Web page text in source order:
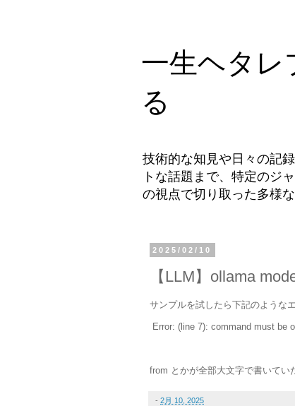
一生ヘタレ
る
技術的な知見や日々の記
トな話題まで、特定のジ
の視点で切り取った多様
2025/02/10
【LLM】ollama
サンプルを試したら下記のような
Error: (line 7): command must be
from とかが全部大文字で書いてい
- 2月 10, 2025